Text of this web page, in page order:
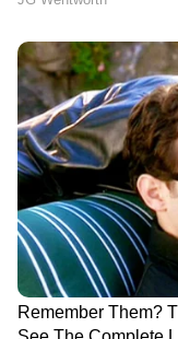
India News
ന്യൂസ്
തത്സമയ
വിശകലനവും
എല്ലാം
എവിടെയും
ലഭിക്കാൻ